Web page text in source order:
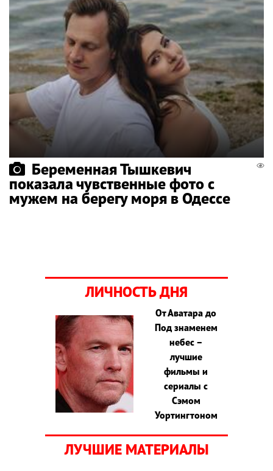
Беременная Тышкевич
показала чувственные фото с
мужем на берегу моря в Одессе
ЛИЧНОСТЬ ДНЯ
От Аватара до
Под знаменем
небес –
лучшие
фильмы и
сериалы с
Сэмом
Уортингтоном
ЛУЧШИЕ МАТЕРИАЛЫ